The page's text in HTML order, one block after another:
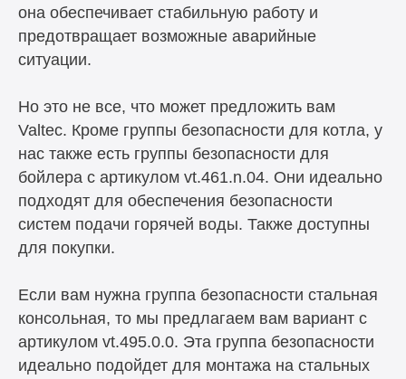
она обеспечивает стабильную работу и
предотвращает возможные аварийные
ситуации.
Но это не все, что может предложить вам
Valtec. Кроме группы безопасности для котла, у
нас также есть группы безопасности для
бойлера с артикулом vt.461.n.04. Они идеально
подходят для обеспечения безопасности
систем подачи горячей воды. Также доступны
для покупки.
Если вам нужна группа безопасности стальная
консольная, то мы предлагаем вам вариант с
артикулом vt.495.0.0. Эта группа безопасности
идеально подойдет для монтажа на стальных